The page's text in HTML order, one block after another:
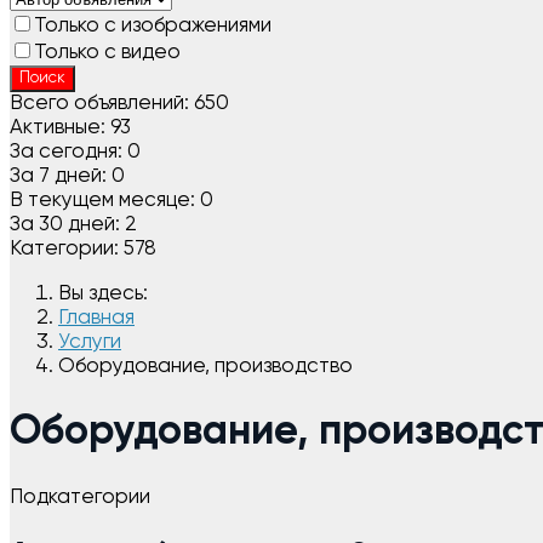
Только с изображениями
Только с видео
Поиск
Всего объявлений: 650
Активные: 93
За сегодня: 0
За 7 дней: 0
В текущем месяце: 0
За 30 дней: 2
Категории: 578
Вы здесь:
Главная
Услуги
Оборудование, производство
Оборудование,
Подкатегории